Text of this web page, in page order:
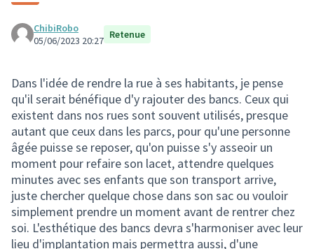
ChibiRobo
05/06/2023 20:27 Retenue
Dans l'idée de rendre la rue à ses habitants, je pense
qu'il serait bénéfique d'y rajouter des bancs. Ceux qui
existent dans nos rues sont souvent utilisés, presque
autant que ceux dans les parcs, pour qu'une personne
âgée puisse se reposer, qu'on puisse s'y asseoir un
moment pour refaire son lacet, attendre quelques
minutes avec ses enfants que son transport arrive,
juste chercher quelque chose dans son sac ou vouloir
simplement prendre un moment avant de rentrer chez
soi. L'esthétique des bancs devra s'harmoniser avec leur
lieu d'implantation mais permettra aussi, d'une